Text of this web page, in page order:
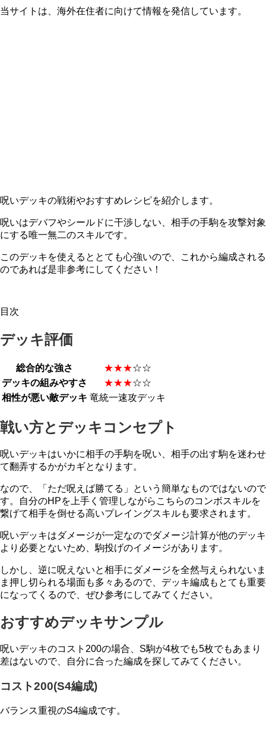
当サイトは、海外在住者に向けて情報を発信しています。
呪いデッキの戦術やおすすめレシピを紹介します。
呪いはデバフやシールドに干渉しない、相手の手駒を攻撃対象
にする唯一無二のスキルです。
このデッキを使えるととても心強いので、これから編成される
のであれば是非参考にしてください！
目次
デッキ評価
総合的な強さ ★★★☆☆
デッキの組みやすさ
★★★☆☆
相性が悪い敵デッキ 竜統一速攻デッキ
戦い方とデッキコンセプト
呪いデッキはいかに相手の手駒を呪い、相手の出す駒を迷わせ
て翻弄するかがカギとなります。
なので、「ただ呪えば勝てる」という簡単なものではないので
す。自分のHPを上手く管理しながらこちらのコンボスキルを
繋げて相手を倒せる高いプレイングスキルも要求されます。
呪いデッキはダメージが一定なのでダメージ計算が他のデッキ
より必要とないため、駒投げのイメージがあります。
しかし、逆に呪えないと相手にダメージを全然与えられないま
ま押し切られる場面も多々あるので、デッキ編成もとても重要
になってくるので、ぜひ参考にしてみてください。
おすすめデッキサンプル
呪いデッキのコスト200の場合、S駒が4枚でも5枚でもあまり
差はないので、自分に合った編成を探してみてください。
コスト200(S4編成)
バランス重視のS4編成です。